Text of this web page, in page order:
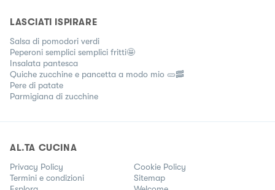
LASCIATI ISPIRARE
Salsa di pomodori verdi
Peperoni semplici semplici fritti🤩
Insalata pantesca
Quiche zucchine e pancetta a modo mio 🥒🥓
Pere di patate
Parmigiana di zucchine
AL.TA CUCINA
Privacy Policy
Cookie Policy
Termini e condizioni
Sitemap